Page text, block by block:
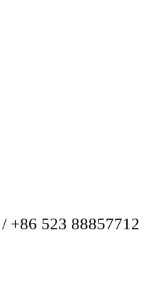
+86 523 88857712